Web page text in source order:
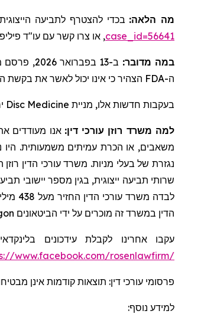
מה הלאה: בכדי להצטרף לתביעה
case_id=56641, או צרו קשר עם עו"ד
במה מדובר: ב-13 בפברואר 2026, פרסם מנהל המזון והתרופות האמריקאי ("
ה-FDA הצהיר כי אינו יכול לאשר את
בעקבות חדשות אלו, מניית Disc Medicine
למה משרד רוזן עורכי דין: אנו מעודדים
משאבים, או הכרת עמיתים משמעותית. היו
נגזרת של בעלי מניות. משרד עורכי הדין
לבדה משרד עורכי הדין החזיר מעל 438 מיליון דולרים למשקיעים. בשנת 2020, השותף המייסד לורנס רוזן הוכרז על ידי חברת
הדין במשרד זה מוכרים על ידי הביטאונים
עקבו אחרינו לקבלת עידכונים
www.facebook.com/rosenlawfirm/
פרסומי עורכי דין: תוצאות קודמות אינן
למידע נוסף: